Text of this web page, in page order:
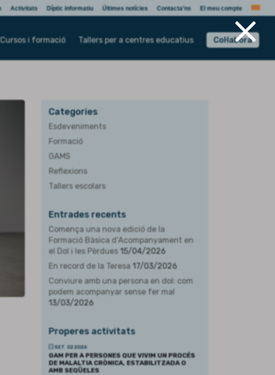
Activitats Díptic informatiu Últimes notícies Contacta’ns El meu compte
Cursos i formació Tallers per a centres educatius Col·labora
Categories
Esdeveniments
Formació
GAMS
Reflexions
Tallers escolars
Entrades recents
Comença una nova edició de la
Formació Bàsica d’Acompanyament en
el Dol i les Pèrdues 15/04/2026
En record de la Teresa 17/03/2026
Conviure amb una persona en dol: com
podem acompanyar sense fer mal
13/03/2026
Properes activitats
SET. 02 2026
GAM PER A PERSONES QUE VIVIM UN PROCÉS
DE MALALTIA CRÒNICA, ESTABILITZADA O
AMB SEQÜELES
×